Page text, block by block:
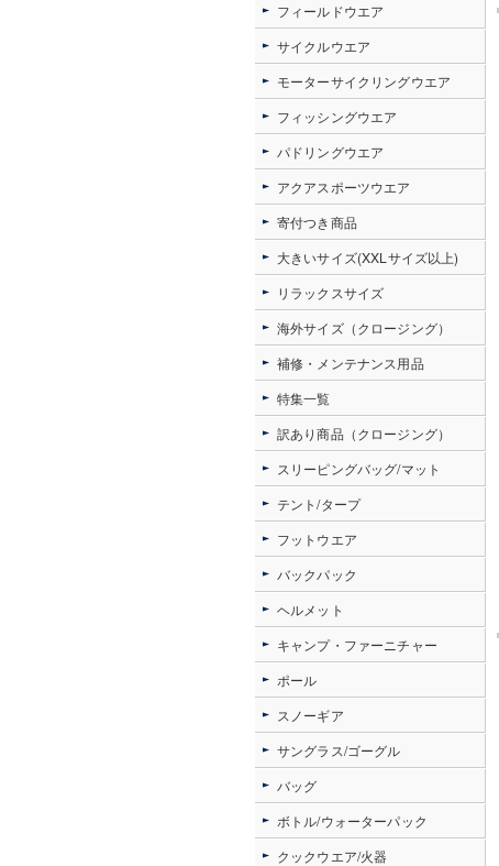
フィールドウエア
サイクルウエア
モーターサイクリングウエア
フィッシングウエア
パドリングウエア
アクアスポーツウエア
寄付つき商品
大きいサイズ(XXLサイズ以上)
リラックスサイズ
海外サイズ（クロージング）
補修・メンテナンス用品
特集一覧
訳あり商品（クロージング）
スリーピングバッグ/マット
テント/タープ
フットウエア
バックパック
ヘルメット
キャンプ・ファーニチャー
ポール
スノーギア
サングラス/ゴーグル
バッグ
ボトル/ウォーターパック
クックウエア/火器